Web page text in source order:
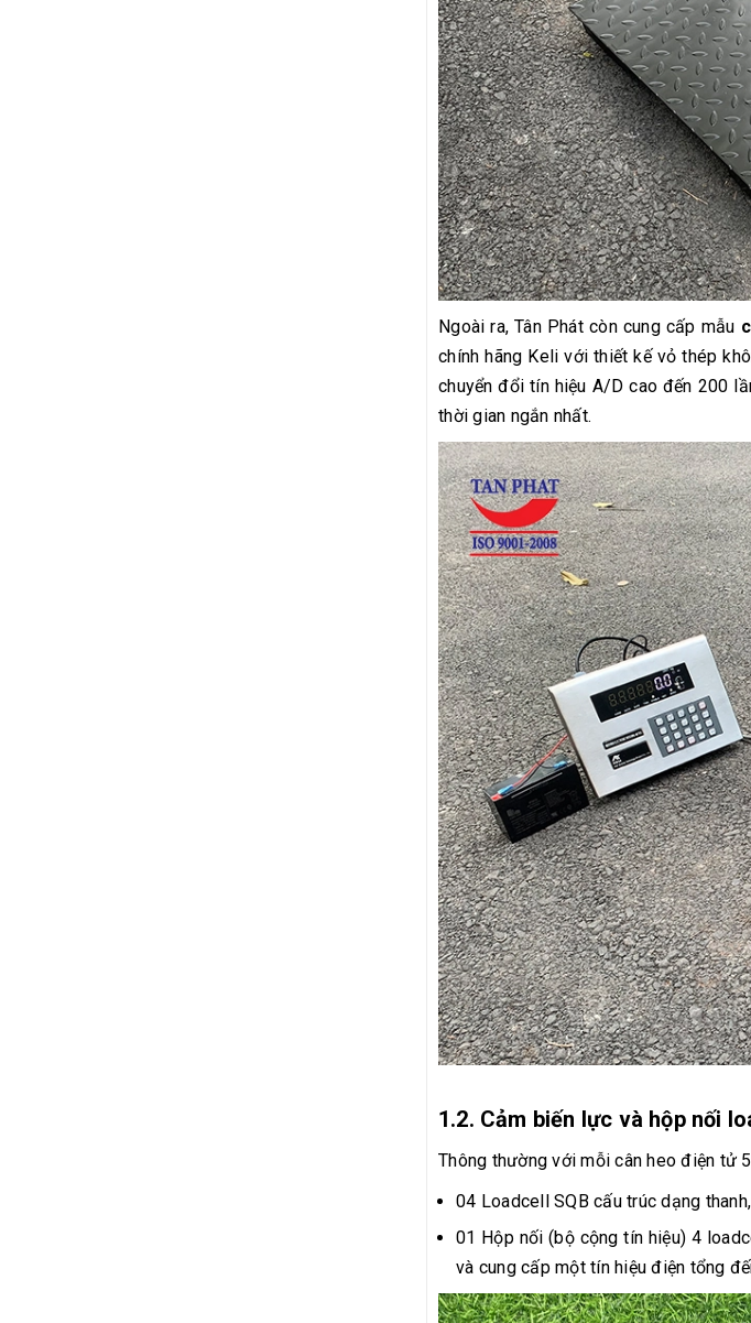
Ngoài ra, Tân Phát còn cung cấp mẫu
chính hãng Keli với thiết kế vỏ thép
chuyển đổi tín hiệu A/D cao đến 200
thời gian ngắn nhất.
1.2. Cảm biến lực và hộp nối
Thông thường với mỗi cân heo điện tử
04 Loadcell SQB cấu trúc dạng
01 Hộp nối (bộ cộng tín hiệu) 4
và cung cấp một tín hiệu điện tổng